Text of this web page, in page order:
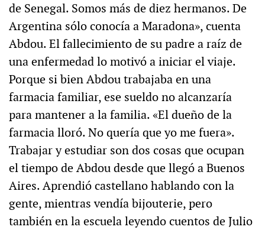
de Senegal. Somos más de diez hermanos. De
Argentina sólo conocía a Maradona», cuenta
Abdou. El fallecimiento de su padre a raíz de
una enfermedad lo motivó a iniciar el viaje.
Porque si bien Abdou trabajaba en una
farmacia familiar, ese sueldo no alcanzaría
para mantener a la familia. «El dueño de la
farmacia lloró. No quería que yo me fuera».
Trabajar y estudiar son dos cosas que ocupan
el tiempo de Abdou desde que llegó a Buenos
Aires. Aprendió castellano hablando con la
gente, mientras vendía bijouterie, pero
también en la escuela leyendo cuentos de Julio